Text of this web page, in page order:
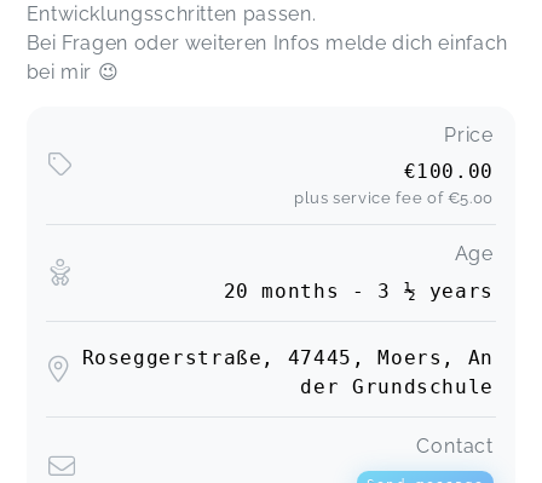
Entwicklungsschritten passen.
Bei Fragen oder weiteren Infos melde dich einfach
bei mir 😉
Price
€100.00
plus service fee of €5.00
Age
20 months - 3 ½ years
Roseggerstraße, 47445, Moers, An
der Grundschule
Contact